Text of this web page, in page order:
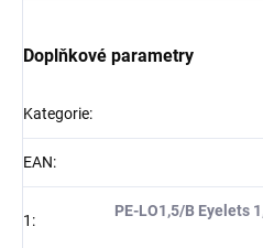
Doplňkové parametry
Kategorie:
EAN:
1 :
PE-LO1,5/B Eyelets